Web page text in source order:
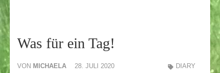
Was für ein Tag!
VON MICHAELA 28. JULI 2020 DIARY